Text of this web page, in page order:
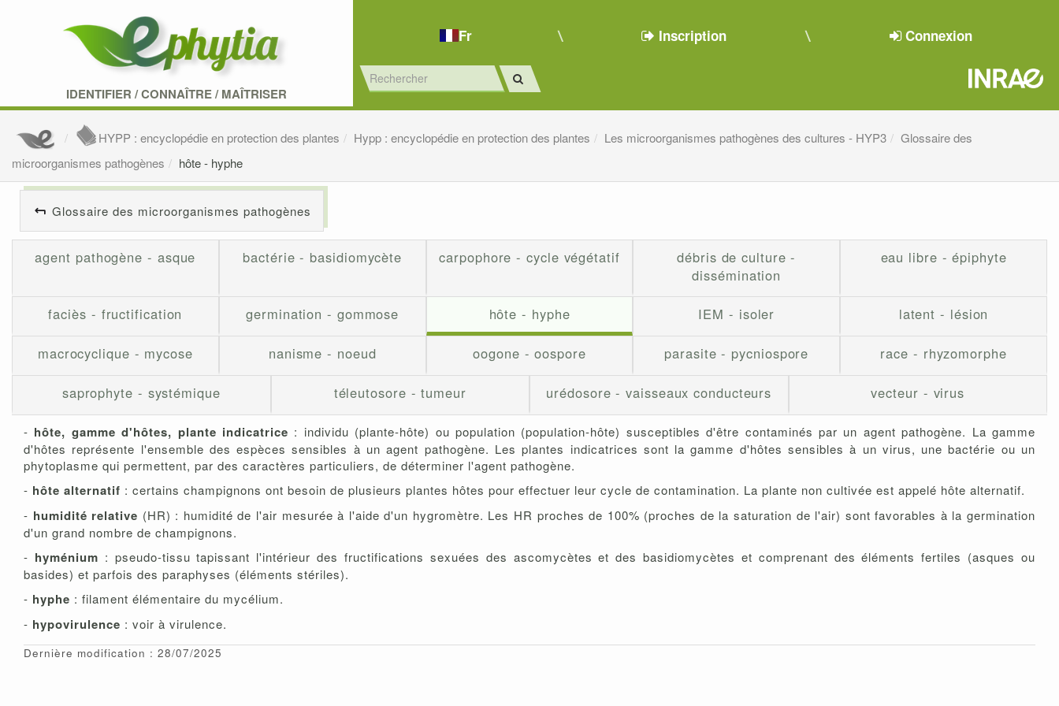
IDENTIFIER /CONNAÎTRE/MAÎTRISER
Fr Inscription Connexion
HYPP : encyclopédie en protection des plantes Hypp : encyclopédie en protection des plantes Les microorganismes pathogènes des cultures - HYP3
Glossaire des
microorganismes pathogènes
hôte - hyphe
Glossaire des microorganismes pathogènes
agent pathogène - asque bactérie - basidiomycète carpophore - cycle végétatif
débris de culture -
dissémination
eau libre - épiphyte
faciès - fructification germination - gommose hôte - hyphe IEM - isoler latent - lésion
macrocyclique - mycose nanisme - noeud oogone - oospore parasite - pycniospore race - rhyzomorphe
saprophyte - systémique téleutosore - tumeur urédosore - vaisseaux conducteurs vecteur - virus
- hôte, gamme d'hôtes, plante indicatrice : individu (plante-hôte) ou population (population-hôte) susceptibles d'être contaminés par un agent pathogène. La gamme
d'hôtes représente l'ensemble des espèces sensibles à un agent pathogène. Les plantes indicatrices sont la gamme d'hôtes sensibles à un virus, une bactérie ou un
phytoplasme qui permettent, par des caractères particuliers, de déterminer l'agent pathogène.
- hôte alternatif : certains champignons ont besoin de plusieurs plantes hôtes pour effectuer leur cycle de contamination. La plante non cultivée est appelé hôte alternatif.
- humidité relative (HR) : humidité de l'air mesurée à l'aide d'un hygromètre. Les HR proches de 100% (proches de la saturation de l'air) sont favorables à la germination
d'un grand nombre de champignons.
- hyménium : pseudo-tissu tapissant l'intérieur des fructifications sexuées des ascomycètes et des basidiomycètes et comprenant des éléments fertiles (asques ou
basides) et parfois des paraphyses (éléments stériles).
- hyphe : filament élémentaire du mycélium.
- hypovirulence : voir à virulence.
Dernière modification : 28/07/2025